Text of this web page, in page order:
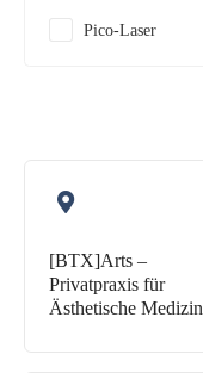
Pico-Laser
[BTX]Arts –
Privatpraxis für
Ästhetische Medizin